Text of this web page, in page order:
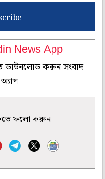
News App
ডাউনলোড করুন সংবাদ
অ্যাপ
ফলো করুন